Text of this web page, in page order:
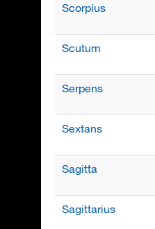
Scorpius
Scutum
Serpens
Sextans
Sagitta
Sagittarius